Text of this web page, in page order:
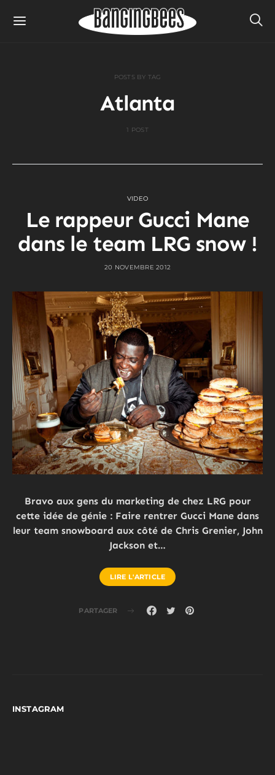
POSTS BY TAG
Atlanta
1 POST
VIDEO
Le rappeur Gucci Mane
dans le team LRG snow !
20 NOVEMBRE 2012
Bravo aux gens du marketing de chez LRG pour
cette idée de génie : Faire rentrer Gucci Mane dans
leur team snowboard aux côté de Chris Grenier, John
Jackson et…
LIRE L'ARTICLE
PARTAGER
INSTAGRAM